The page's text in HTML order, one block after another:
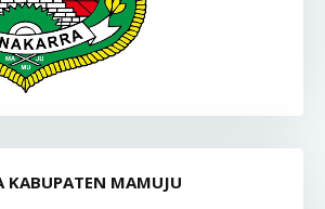
KABUPATEN MAMUJU